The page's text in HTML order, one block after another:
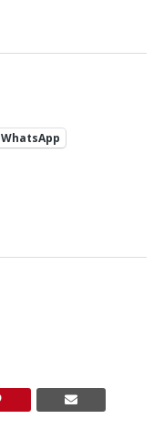
WhatsApp